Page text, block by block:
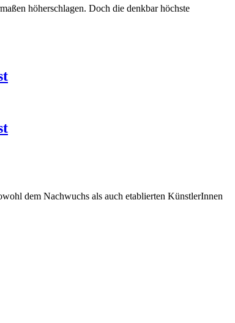
höherschlagen. Doch die denkbar höchste
dem Nachwuchs als auch etablierten KünstlerInnen